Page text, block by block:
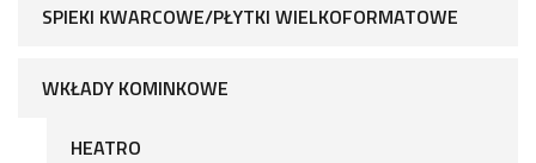
SPIEKI KWARCOWE/PŁYTKI WIELKOFORMATOWE
WKŁADY KOMINKOWE
HEATRO